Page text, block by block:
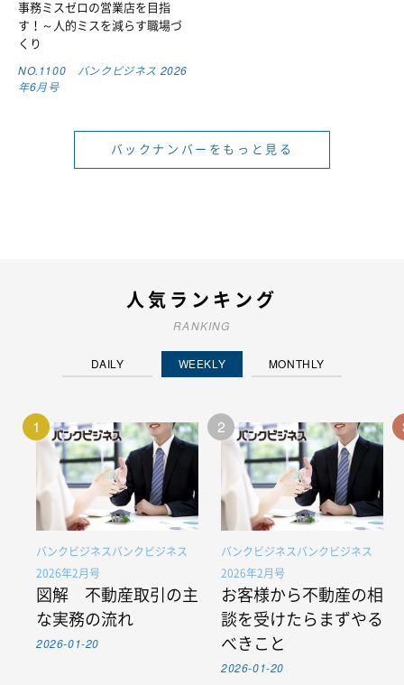
事務ミスゼロの営業店を目指
す！～人的ミスを減らす職場づ
くり
NO.1100 バンクビジネス 2026
年6月号
バックナンバーをもっと見る
人気ランキング
RANKING
DAILY WEEKLY MONTHLY
1
バンクビジネスバンクビジネス
2026年2月号
図解 不動産取引の主
な実務の流れ
2026-01-20
2
バンクビジネスバンクビジネス
2026年2月号
お客様から不動産の相
談を受けたらまずやる
べきこと
2026-01-20